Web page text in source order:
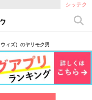
シッテク
ィズ）のヤリモク男